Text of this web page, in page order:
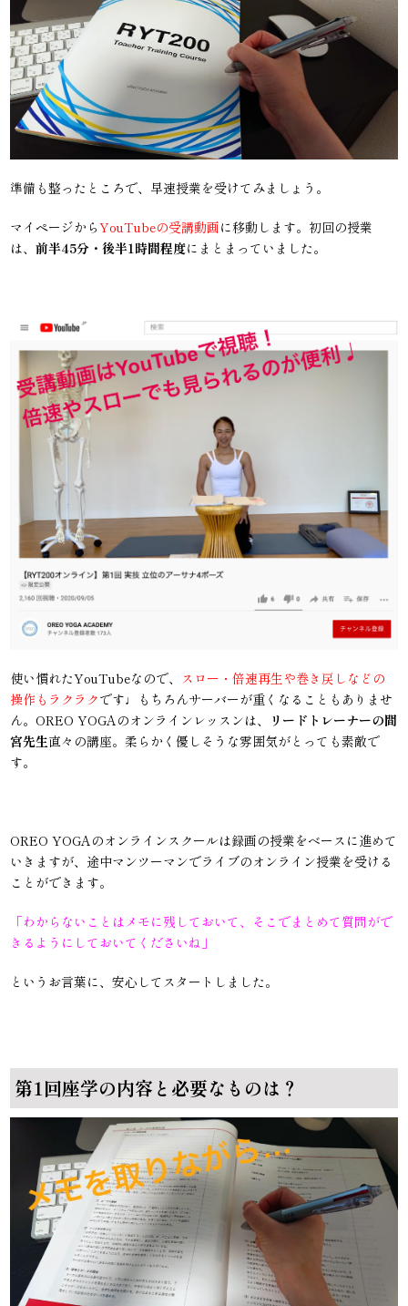
準備も整ったところで、早速授業を受けてみましょう。
マイページからYouTubeの受講動画に移動します。初回の授業
は、前半45分・後半1時間程度にまとまっていました。
使い慣れたYouTubeなので、 スロー・倍速再生や巻き戻しなどの
操作もラクラクです♩もちろんサーバーが重くなることもありませ
ん。OREO YOGAのオンラインレッスンは、
リードトレーナーの間
宮先生直々の講座。柔らかく優しそうな雰囲気がとっても素敵で
す。
OREO YOGAのオンラインスクールは録画の授業をベースに進めて
いきますが、途中マンツーマンでライブのオンライン授業を受ける
ことができます。
「わからないことはメモに残しておいて、そこでまとめて質問がで
きるようにしておいてくださいね」
というお言葉に、安心してスタートしました。
第1回座学の内容と必要なものは？